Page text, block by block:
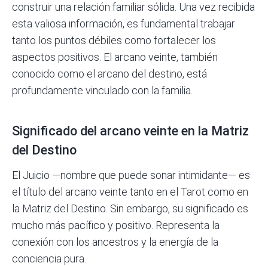
construir una relación familiar sólida. Una vez recibida
esta valiosa información, es fundamental trabajar
tanto los puntos débiles como fortalecer los
aspectos positivos. El arcano veinte, también
conocido como el arcano del destino, está
profundamente vinculado con la familia.
Significado del arcano veinte en la Matriz
del Destino
El Juicio —nombre que puede sonar intimidante— es
el título del arcano veinte tanto en el Tarot como en
la Matriz del Destino. Sin embargo, su significado es
mucho más pacífico y positivo. Representa la
conexión con los ancestros y la energía de la
conciencia pura.